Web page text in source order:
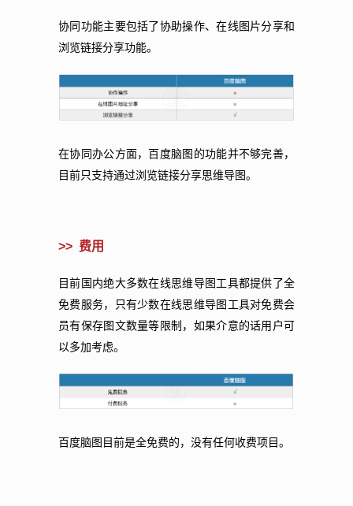
协同功能主要包括了协助操作、在线图片分享和
浏览链接分享功能。
在协同办公方面，百度脑图的功能并不够完善，
目前只支持通过浏览链接分享思维导图。
>> 费用
目前国内绝大多数在线思维导图工具都提供了全
免费服务，只有少数在线思维导图工具对免费会
员有保存图文数量等限制，如果介意的话用户可
以多加考虑。
百度脑图目前是全免费的，没有任何收费项目。